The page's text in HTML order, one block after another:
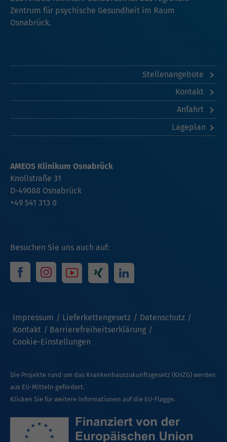
Zentrum für psychische Gesundheit im Raum
Osnabrück.
Stellenangebote
Kontakt
Anfahrt
Lageplan
Besuchen Sie uns auch auf:
Impressum Lieferkettengesetz
Datenschutz
Kontakt
Barrierefreiheitserklärung
Cookie-Einstellungen
AMEOS Klinikum Osnabrück
Knollstraße 31
D-49088 Osnabrück
+49 541 313 0
Die Projekte rund um das Krankenhauszukunftsgesetz (KHZG) werden
aus EU-Mitteln gefördert.
Klicken Sie für weitere Informationen auf die EU-Flagge.